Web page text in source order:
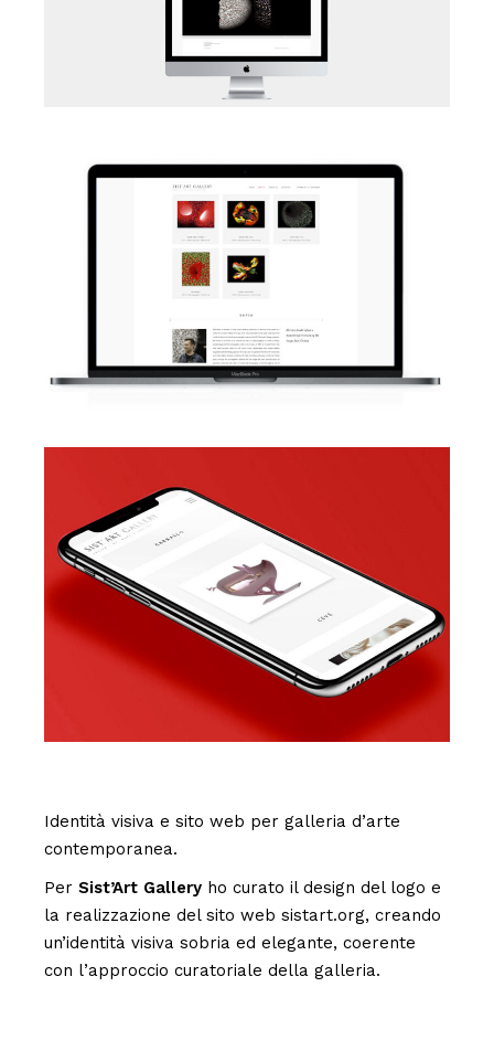
Identità visiva e sito web per galleria d’arte
contemporanea.
PerSist’Art Gallery ho curato il design del logo e
la realizzazione del sito websistart.org, creando
un’identità visiva sobria ed elegante, coerente
con l’approccio curatoriale della galleria.